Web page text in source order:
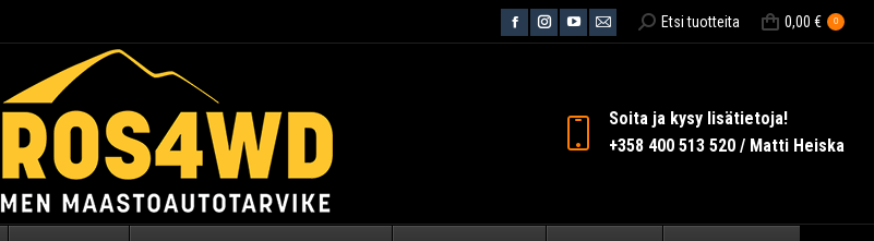
Facebook
Instagram
new
YouTube
in
new
Mail
in
new
Search:Etsi tuotteita 0,00 € 0
Soita ja kysy lisätietoja!
+358 400 513 520 / Matti Heiska